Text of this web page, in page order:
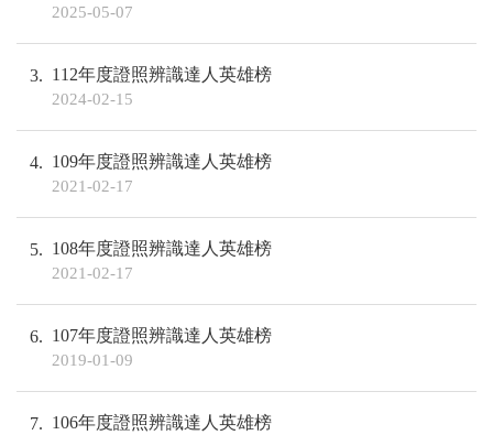
2025-05-07
3 112年度證照辨識達人英雄榜
2024-02-15
4 109年度證照辨識達人英雄榜
2021-02-17
5 108年度證照辨識達人英雄榜
2021-02-17
6 107年度證照辨識達人英雄榜
2019-01-09
7 106年度證照辨識達人英雄榜